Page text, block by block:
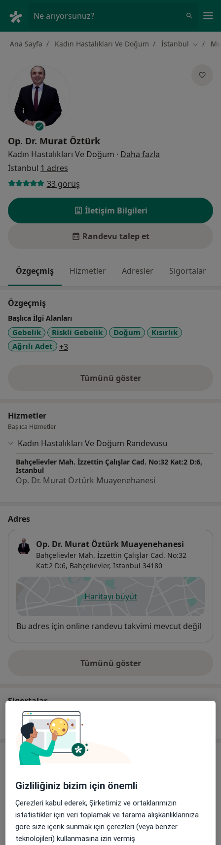
Ne arıyorsunuz?
Ana Sayfa Kadın Hastalıkları Ve Doğum İstanbul Şehir
Op. Dr. Murat Öztürk
Kadın Hastalıkları Ve Doğum · Daha fazla
İstanbul 1 adres
33 görüş
İletişim Bilgileri
Randevu talep et
Özgeçmiş Hizmetler Adresler Sigortalar
Özgeçmiş
Başlıca İlgi Alanları
Gebelik Riskli Gebelik Doğum
Kısırlık
Ağrılı Adet
+3
Tümünü gösterdeneyim hakkında
Hizmetler
Başlıca Hizmetler
Kadın Hastalıkları Ve Doğum Randevusu
Bahçelievler Mah. İzzettin Çalışlar Cad. No:32 Kat:2 D:6,
İstanbul
Op. Dr. Murat Öztürk Muayenehanesi
Adres
Op. Dr. Murat Öztürk Muayenehanesi
Bahçelievler Mah. İzzettin Çalışlar Cad. No:32
Kat:2 D:6, Bahçelievler, İstanbul 34180
Haritayı büyütyeni bir sekmede açılır
Uygunluk
Bu adres için online randevu takvimi mevcut değil
Tümünü göster
adres hakkında
Sigortalar
Sağlık sigortası anlaşma bilgisi bulunmamaktadır.
Görüşler
Görüş ekle
32 görüş
Gizliliğiniz bizim için önemli
Çerezleri kabul ederek, Şirketimiz ve ortaklarımızın
istatistikler için veri toplamak ve tarama alışkanlıklarınıza
göre size içerik sunmak için çerezleri (veya benzer
teknolojileri) kullanmasına izin vermiş